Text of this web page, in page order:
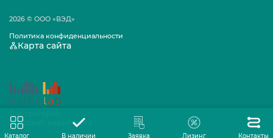
2026 © ООО «ВЭД»
Политика конфиденциальности
Карта сайта
интернет-маркетинга
Каталог В наличии Заявка Лизинг Контакты